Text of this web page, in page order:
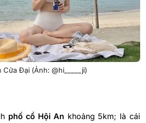
Cửa Đại (Ảnh: @hi_____ji)
phố cổ Hội An khoảng 5km; là cái